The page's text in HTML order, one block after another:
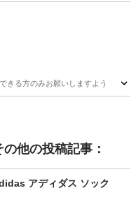
きる方のみお願いしますよう
の他の投稿記事：
アディダス ソック